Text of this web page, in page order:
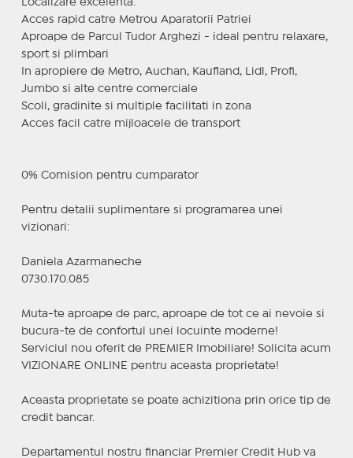
Localizare excelenta:
Acces rapid catre Metrou Aparatorii Patriei
Aproape de Parcul Tudor Arghezi - ideal pentru relaxare,
sport si plimbari
In apropiere de Metro, Auchan, Kaufland, Lidl, Profi,
Jumbo si alte centre comerciale
Scoli, gradinite si multiple facilitati in zona
Acces facil catre mijloacele de transport
0% Comision pentru cumparator
Pentru detalii suplimentare si programarea unei
vizionari:
Daniela Azarmaneche
0730.170.085
Muta-te aproape de parc, aproape de tot ce ai nevoie si
bucura-te de confortul unei locuinte moderne!
Serviciul nou oferit de PREMIER Imobiliare! Solicita acum
VIZIONARE ONLINE pentru aceasta proprietate!
Aceasta proprietate se poate achizitiona prin orice tip de
credit bancar.
Departamentul nostru financiar Premier Credit Hub va